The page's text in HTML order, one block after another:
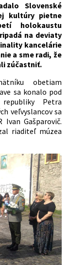
Slovenské
kultúry pietne
holokaustu
na deviaty
kancelárie
a sme radi, že
zúčastniť.
obetiam
sa konalo pod
Petra
veľvyslancov sa
Gašparovič.
riaditeľ múzea